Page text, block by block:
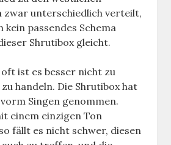
unterschiedlich verteilt,
kein passendes Schema
Shrutibox gleicht.
oft ist es besser nicht zu
handeln. Die Shrutibox hat
Singen genommen.
einem einzigen Ton
fällt es nicht schwer, diesen